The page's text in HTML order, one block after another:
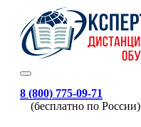
8 (800) 775-09-71
(бесплатно по России)